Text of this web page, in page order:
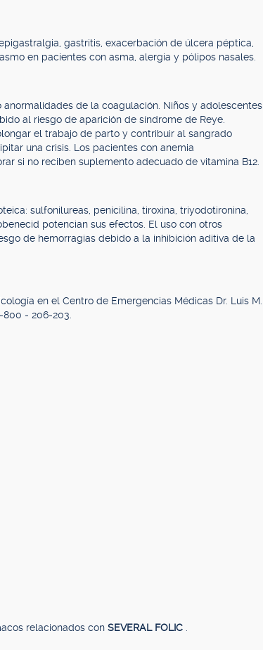
gastritis, exacerbación de úlcera péptica,
en pacientes con asma, alergia y pólipos nasales.
de la coagulación. Niños y adolescentes
al riesgo de aparición de síndrome de Reye.
el trabajo de parto y contribuir al sangrado
una crisis. Los pacientes con anemia
si no reciben suplemento adecuado de vitamina B12.
sulfonilureas, penicilina, tiroxina, triyodotironina,
potencian sus efectos. El uso con otros
de hemorragias debido a la inhibición aditiva de la
en el Centro de Emergencias Médicas Dr. Luis M.
800 - 206-203.
relacionados con SEVERAL FOLIC